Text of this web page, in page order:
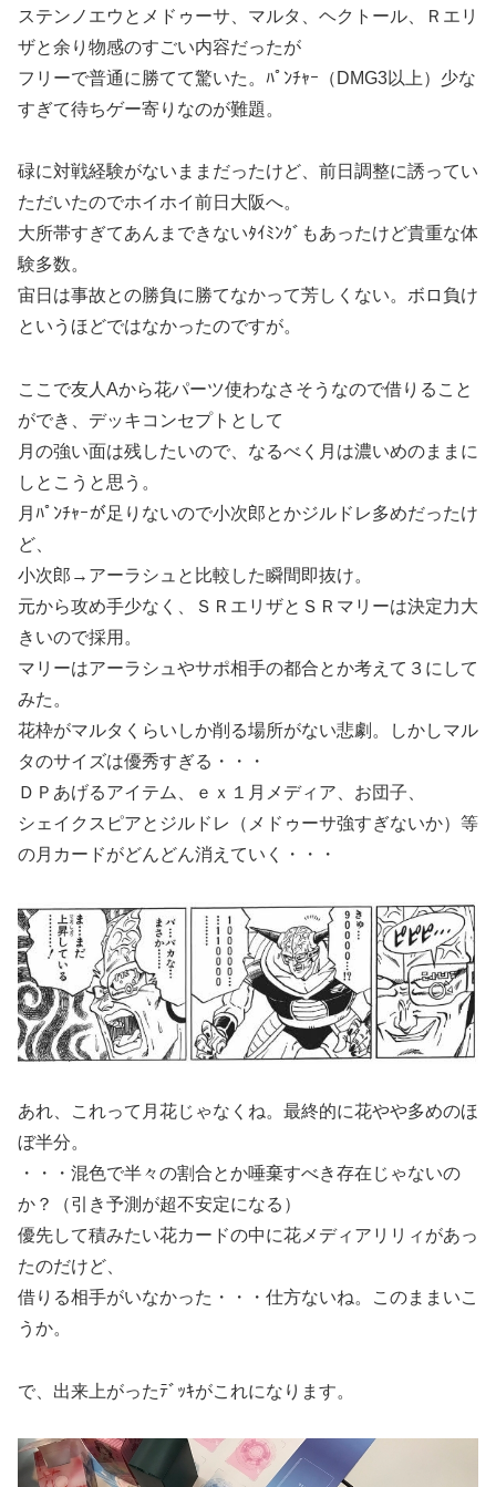
ステンノエウとメドゥーサ、マルタ、ヘクトール、Ｒエリ
ザと余り物感のすごい内容だったが
フリーで普通に勝てて驚いた。ﾊﾟﾝﾁｬｰ（DMG3以上）少な
すぎて待ちゲー寄りなのが難題。
碌に対戦経験がないままだったけど、前日調整に誘ってい
ただいたのでホイホイ前日大阪へ。
大所帯すぎてあんまできないﾀｲﾐﾝｸﾞもあったけど貴重な体
験多数。
宙日は事故との勝負に勝てなかって芳しくない。ボロ負け
というほどではなかったのですが。
ここで友人Aから花パーツ使わなさそうなので借りること
ができ、デッキコンセプトとして
月の強い面は残したいので、なるべく月は濃いめのままに
しとこうと思う。
月ﾊﾟﾝﾁｬｰが足りないので小次郎とかジルドレ多めだったけ
ど、
小次郎→アーラシュと比較した瞬間即抜け。
元から攻め手少なく、ＳＲエリザとＳＲマリーは決定力大
きいので採用。
マリーはアーラシュやサポ相手の都合とか考えて３にして
みた。
花枠がマルタくらいしか削る場所がない悲劇。しかしマル
タのサイズは優秀すぎる・・・
ＤＰあげるアイテム、ｅｘ１月メディア、お団子、
シェイクスピアとジルドレ（メドゥーサ強すぎないか）等
の月カードがどんどん消えていく・・・
あれ、これって月花じゃなくね。最終的に花やや多めのほ
ぼ半分。
・・・混色で半々の割合とか唾棄すべき存在じゃないの
か？（引き予測が超不安定になる）
優先して積みたい花カードの中に花メディアリリィがあっ
たのだけど、
借りる相手がいなかった・・・仕方ないね。このままいこ
うか。
で、出来上がったﾃﾞｯｷがこれになります。